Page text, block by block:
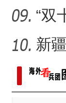
普“
“双
本
新
现